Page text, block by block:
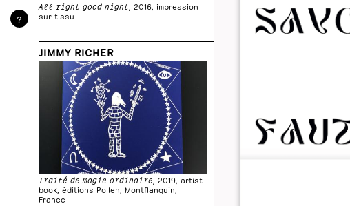
?
All right good night, 2016, impression
sur tissu
JIMMY RICHER
Traité de magie ordinaire , 2019, artist
book, éditions Pollen, Montflanquin,
France